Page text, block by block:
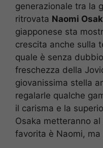
generazionale tra la
ritrovata Naomi
giapponese sta
crescita anche sulla
quale è senza
freschezza della
giovanissima stella
regalarle qualche
il carisma e la
Osaka metteranno
favorita è Naomi,